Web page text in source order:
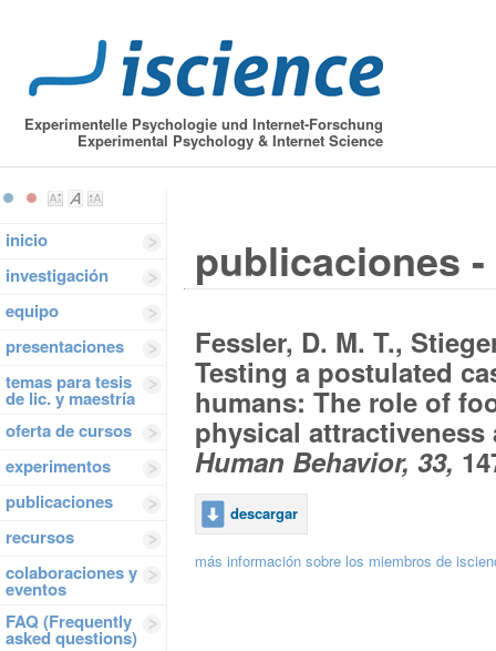
Experimentelle Psychologie und Internet-Forschung
Experimental Psychology & Internet Science
inicio
investigación
equipo
presentaciones
temas para tesis
de lic. y maestría
oferta de cursos
experimentos
publicaciones
recursos
colaboraciones y
eventos
FAQ (Frequently
asked questions)
publicaciones
Fessler, D. M. T.,
Testing a postulated
humans: The role of
physical
Human Behavior, 33,
descargar
más información sobre los miembros de